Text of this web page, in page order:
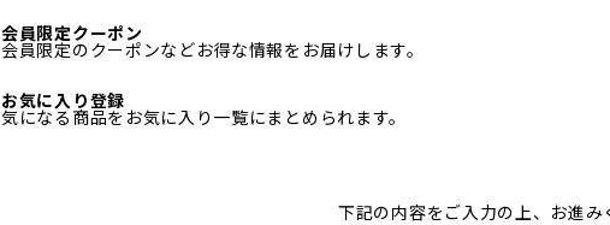
会員限定クーポン
会員限定のクーポンなどお得な情報をお届けします。
お気に入り登録
気になる商品をお気に入り一覧にまとめられます。
下記の内容をご入力の上、お進み